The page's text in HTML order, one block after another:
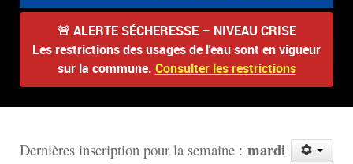
🚨 ALERTE SÉCHERESSE – NIVEAU CRISE
Les restrictions des usages de l'eau sont en vigueur
sur la commune. Consulter les restrictions
Dernières inscription pour la semaine : mardi